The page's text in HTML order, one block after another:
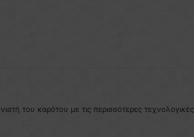
του καρότου με τις περισσότερες τεχνολογικές